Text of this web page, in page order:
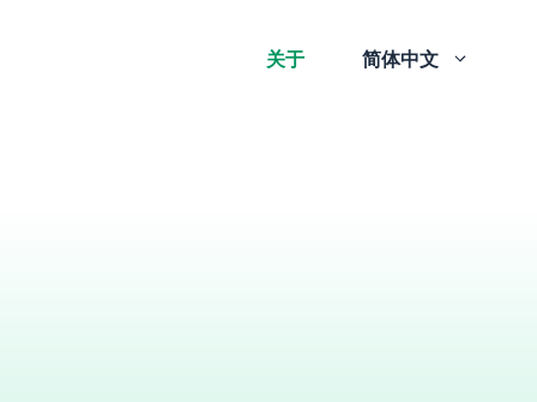
关于 简体中文